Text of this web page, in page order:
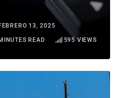
13, 2025
READ 595 VIEWS